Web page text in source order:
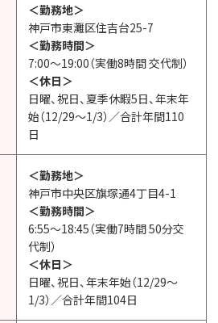
＜勤務地＞
神戸市東灘区住吉台25-7
＜勤務時間＞
7:00〜19:00（実働8時間 交代制）
＜休日＞
日曜、祝日、夏季休暇5日、年末年
始（12/29〜1/3）／合計年間110
日
＜勤務地＞
神戸市中央区旗塚通4丁目4-1
＜勤務時間＞
6:55〜18:45（実働7時間 50分交
代制）
＜休日＞
日曜、祝日、年末年始（12/29〜
1/3）／合計年間104日